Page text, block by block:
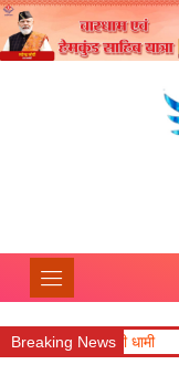
Breaking News
: मुख्यमंत्री धामी कुंभ-